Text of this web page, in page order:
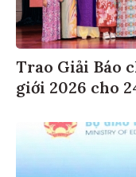
Trao Giải Báo
giới 2026 cho